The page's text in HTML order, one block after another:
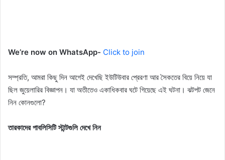
We’re now on WhatsApp- Click to join
সম্প্রতি, আমরা কিছু দিন আগেই দেখেছি ইউটিউবার প্রেরণা আর সৈকতের বিয়ে নিয়ে যা
ছিল জুয়েলারির বিজ্ঞাপন। যা অতীতেও একাধিকবার ঘটে গিয়েছে এই ঘটনা। ঝটপট জেনে
নিন কোনগুলো?
তারকাদের পাবলিসিটি স্টান্টগুলি দেখে নিন